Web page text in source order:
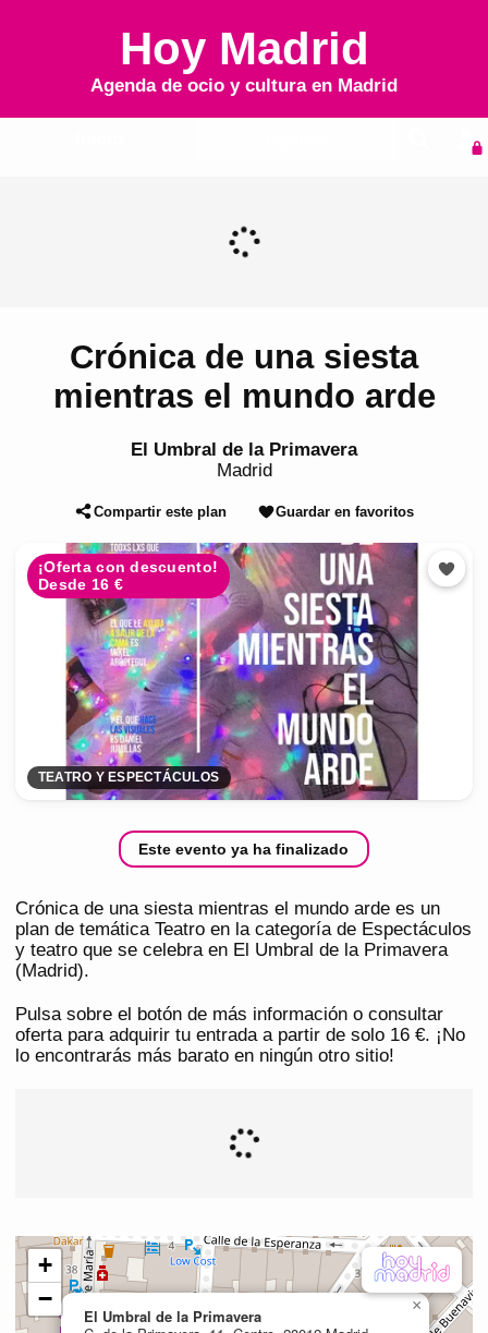
Hoy Madrid
Agenda de ocio y cultura en Madrid
Crónica de una siesta
mientras el mundo arde
El Umbral de la Primavera
Madrid
Compartir este plan Guardar en favoritos
¡Oferta con descuento!
Desde 16 €
TEATRO Y ESPECTÁCULOS
Este evento ya ha finalizado
Crónica de una siesta mientras el mundo arde es un
plan de temática Teatro en la categoría de Espectáculos
y teatro que se celebra en El Umbral de la Primavera
(Madrid).
Pulsa sobre el botón de más información o consultar
oferta para adquirir tu entrada a partir de solo 16 €. ¡No
lo encontrarás más barato en ningún otro sitio!